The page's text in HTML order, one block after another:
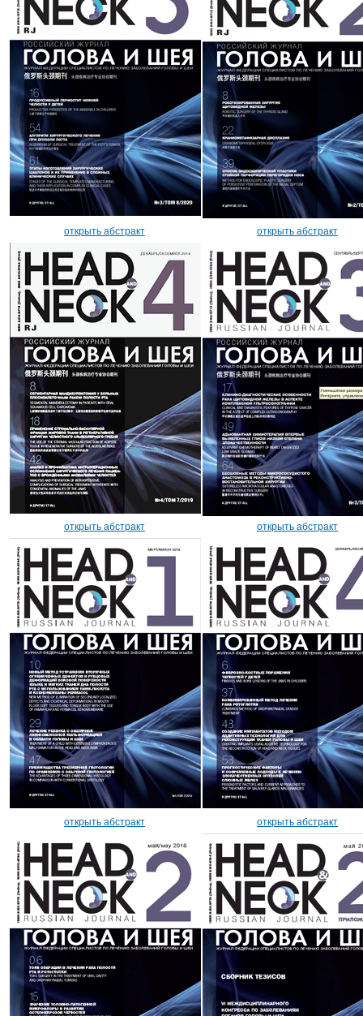
открыть абстракт открыть абстракт
открыть абстракт открыть абстракт
открыть абстракт открыть абстракт